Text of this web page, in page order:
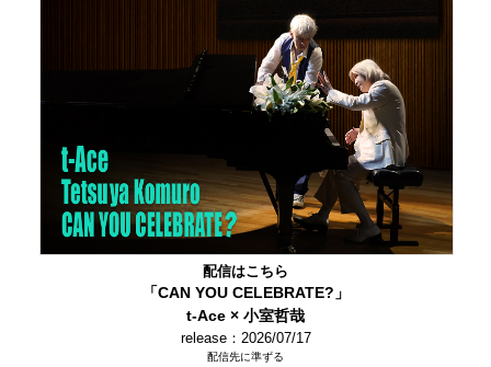
配信はこちら
「CAN YOU CELEBRATE?」
t-Ace × 小室哲哉
release：2026/07/17
配信先に準ずる